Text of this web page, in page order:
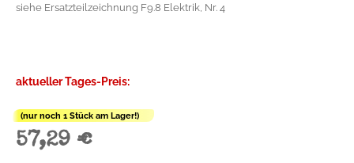
siehe Ersatzteilzeichnung F9.8 Elektrik, Nr. 4
aktueller Tages-Preis:
(nur noch 1 Stück am Lager!)
57,29 €